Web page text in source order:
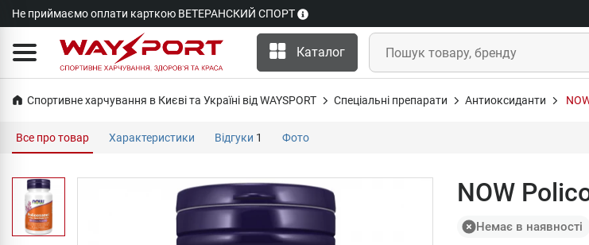
Не приймаємо оплати карткою ВЕТЕРАНСКИЙ СПОРТ
Каталог
Спортивне харчування в Києві та Україні від WAYSPORT Cпеціальні препарати Антиоксиданти
Все про товар Характеристики Відгуки 1 Фото
NOW
Немає в наявності